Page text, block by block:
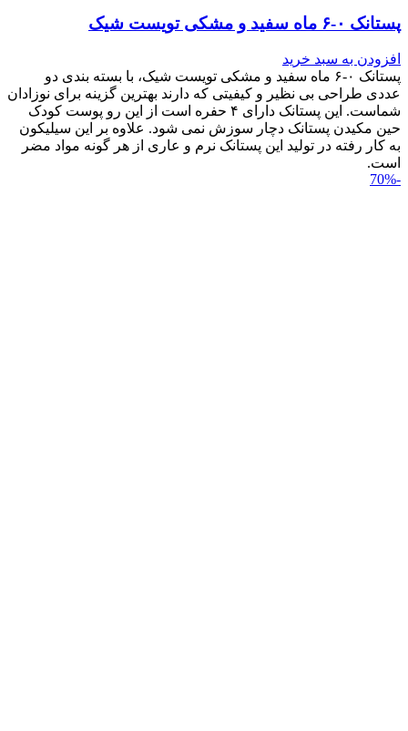
پستانک ۰-۶ ماه سفید و مشکی تویست شیک
افزودن به سبد خرید
پستانک ۰-۶ ماه سفید و مشکی تویست شیک، با بسته بندی دو
عددی طراحی بی نظیر و کیفیتی که دارند بهترین گزینه برای نوزادان
شماست. این پستانک دارای ۴ حفره است از این رو پوست کودک
حین مکیدن پستانک دچار سوزش نمی شود. علاوه بر این سیلیکون
به کار رفته در تولید این پستانک نرم و عاری از هر گونه مواد مضر
است.
-70%